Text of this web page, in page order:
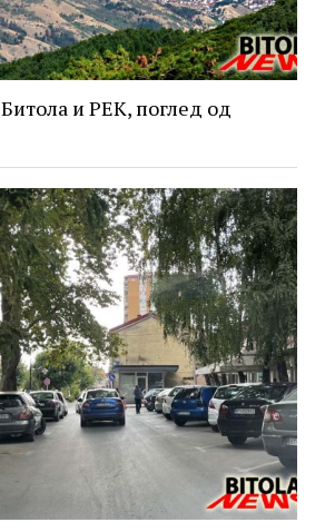
и РЕК, поглед од